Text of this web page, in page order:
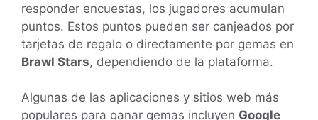
responder encuestas, los jugadores acumulan
puntos. Estos puntos pueden ser canjeados por
tarjetas de regalo o directamente por gemas en
Brawl Stars, dependiendo de la plataforma.
Algunas de las aplicaciones y sitios web más
populares para ganar gemas incluyen Google